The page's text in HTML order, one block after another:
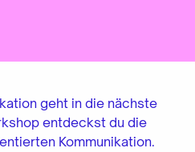
geht in die nächste
entdeckst du die
Kommunikation.